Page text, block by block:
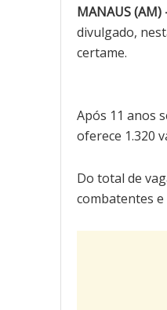
MANAUS (AM)
divulgado,
certame.
Após 11 anos
oferece 1.320
Do total de
combatentes e